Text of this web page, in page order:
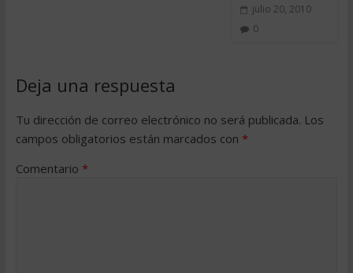
julio 20, 2010
0
Deja una respuesta
Tu dirección de correo electrónico no será publicada. Los
campos obligatorios están marcados con *
Comentario *